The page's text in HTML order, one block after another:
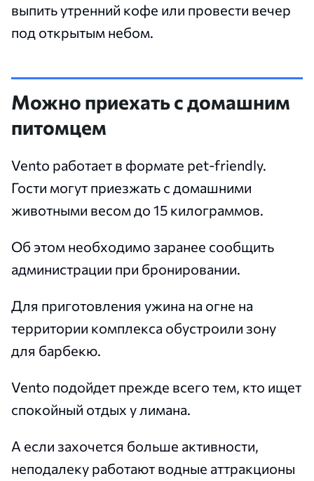
выпить утренний кофе или провести вечер
под открытым небом.
Можно приехать с домашним
питомцем
Vento работает в формате pet-friendly.
Гости могут приезжать с домашними
животными весом до 15 килограммов.
Об этом необходимо заранее сообщить
администрации при бронировании.
Для приготовления ужина на огне на
территории комплекса обустроили зону
для барбекю.
Vento подойдет прежде всего тем, кто ищет
спокойный отдых у лимана.
А если захочется больше активности,
неподалеку работают водные аттракционы